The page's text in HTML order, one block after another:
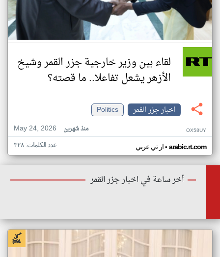
لقاء بين وزير خارجية جزر القمر وشيخ
الأزهر يشعل تفاعلا.. ما قصته؟
اخبار جزر القمر
Politics
May 24, 2026
منذ شهرين OX58UY
ار تي عربي• arabic.rt.com عدد الكلمات: ٣٢٨
أخر ساعة في اخبار جزر القمر